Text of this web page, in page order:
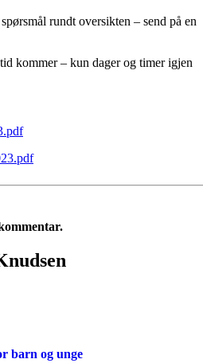
rundt oversikten – send på en
kommer – kun dager og timer igjen
barn og unge